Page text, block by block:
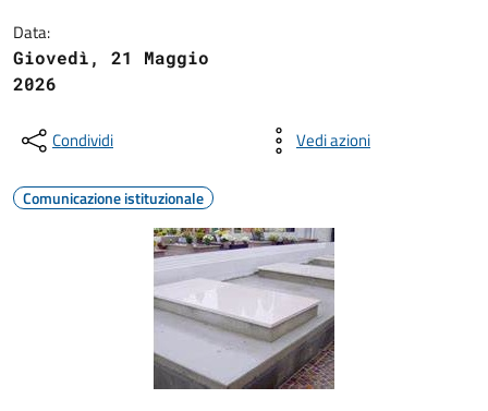
Data:
Giovedì, 21 Maggio
2026
Condividi Vedi azioni
Comunicazione istituzionale